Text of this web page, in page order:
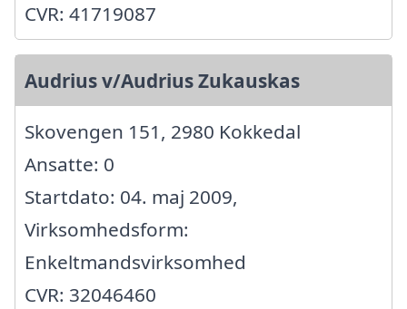
CVR: 41719087
Audrius v/Audrius Zukauskas
Skovengen 151, 2980 Kokkedal
Ansatte: 0
Startdato: 04. maj 2009,
Virksomhedsform:
Enkeltmandsvirksomhed
CVR: 32046460